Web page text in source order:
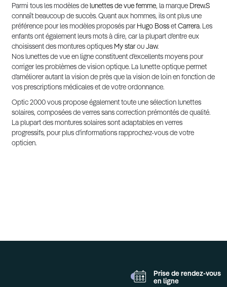
Parmi tous les modèles de lunettes de vue femme, la marque Drew.S
connaît beaucoup de succès. Quant aux hommes, ils ont plus une
préférence pour les modèles proposés par Hugo Boss et Carrera. Les
enfants ont également leurs mots à dire, car la plupart d’entre eux
choisissent des montures optiques My starou Jaw.
Nos lunettes de vue en ligne constituent d’excellents moyens pour
corriger les problèmes de vision optique. La lunette optique permet
d’améliorer autant la vision de près que la vision de loin en fonction de
vos prescriptions médicales et de votre ordonnance.
Optic 2000 vous propose également toute une sélection lunettes
solaires, composées de verres sans correction prémontés de qualité.
La plupart des montures solaires sont adaptables en verres
progressifs, pour plus d'informations rapprochez-vous de votre
opticien.
Prise de rendez-vous
en ligne